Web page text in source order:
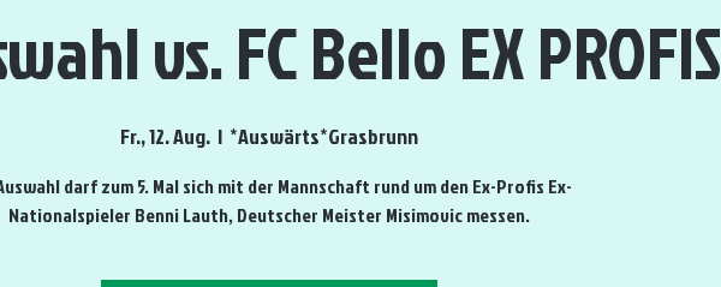
vs. FC Bello EX PROFIS
Fr., 12. Aug.
  |
*Auswärts*Grasbrunn
darf zum 5. Mal sich mit der Mannschaft rund um den Ex-Profis Ex-
Nationalspieler Benni Lauth, Deutscher Meister Misimovic messen.